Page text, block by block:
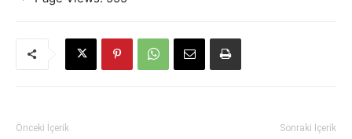
Önceki İçerik Sonraki İçerik